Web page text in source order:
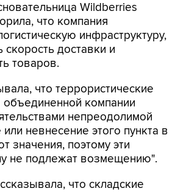
Wildberries
что компания
инфраструктуру,
скорость доставки и
товаров.
что террористические
объединенной компании
непреодолимой
невнесение этого пункта в
значения, поэтому эти
не подлежат возмещению".
что складские